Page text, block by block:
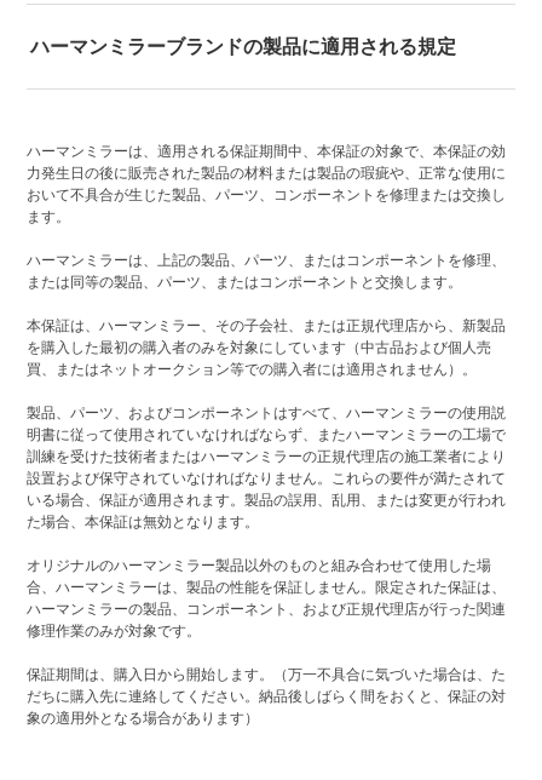
ハーマンミラーブランドの製品に適用される規定
ハーマンミラーは、適用される保証期間中、本保証の対象で、本保証の効
力発生日の後に販売された製品の材料または製品の瑕疵や、正常な使用に
おいて不具合が生じた製品、パーツ、コンポーネントを修理または交換し
ます。
ハーマンミラーは、上記の製品、パーツ、またはコンポーネントを修理、
または同等の製品、パーツ、またはコンポーネントと交換します。
本保証は、ハーマンミラー、その子会社、または正規代理店から、新製品
を購入した最初の購入者のみを対象にしています（中古品および個人売
買、またはネットオークション等での購入者には適用されません）。
製品、パーツ、およびコンポーネントはすべて、ハーマンミラーの使用説
明書に従って使用されていなければならず、またハーマンミラーの工場で
訓練を受けた技術者またはハーマンミラーの正規代理店の施工業者により
設置および保守されていなければなりません。これらの要件が満たされて
いる場合、保証が適用されます。製品の誤用、乱用、または変更が行われ
た場合、本保証は無効となります。
オリジナルのハーマンミラー製品以外のものと組み合わせて使用した場
合、ハーマンミラーは、製品の性能を保証しません。限定された保証は、
ハーマンミラーの製品、コンポーネント、および正規代理店が行った関連
修理作業のみが対象です。
保証期間は、購入日から開始します。（万一不具合に気づいた場合は、た
だちに購入先に連絡してください。納品後しばらく間をおくと、保証の対
象の適用外となる場合があります）